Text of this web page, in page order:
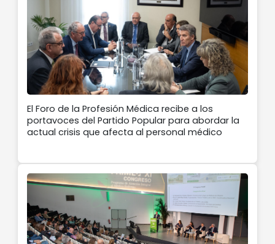
El Foro de la Profesión Médica recibe a los
portavoces del Partido Popular para abordar la
actual crisis que afecta al personal médico